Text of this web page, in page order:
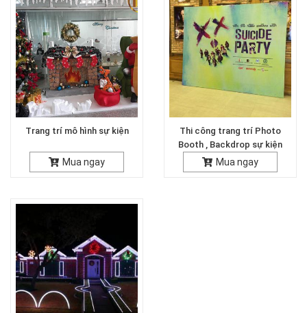
Trang trí mô hình sự kiện
Mua ngay
Thi công trang trí Photo
Booth , Backdrop sự kiện
Mua ngay